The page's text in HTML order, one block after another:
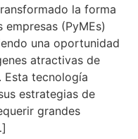
la forma
empresas (PyMEs)
una oportunidad
atractivas de
Esta tecnología
estrategias de
grandes